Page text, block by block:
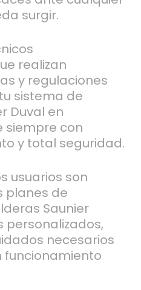
surgir.
realizan
y regulaciones
sistema de
Duval en
siempre con
y total seguridad.
usuarios son
planes de
Saunier
personalizados,
necesarios
funcionamiento